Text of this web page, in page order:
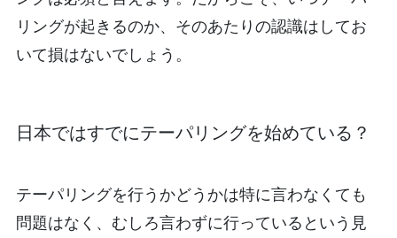
リングが起きるのか、そのあたりの認識はしてお
いて損はないでしょう。
日本ではすでにテーパリングを始めている？
テーパリングを行うかどうかは特に言わなくても
問題はなく、むしろ言わずに行っているという見